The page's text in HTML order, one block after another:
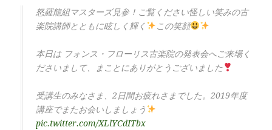
怒羅龍組マスターズ見参！ご覧ください怪しい笑みの古
楽院講師とともに眩しく輝く
この笑顔
本日は フォンス・フローリス古楽院の発表会へご来場く
ださいまして、まことにありがとうございました
受講生のみなさま、2日間お疲れさまでした。2019年度
講座でまたお会いしましょう
pic.twitter.com/XLlYCdITbx